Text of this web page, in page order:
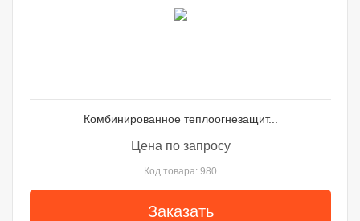
Комбинированное теплоогнезащит...
Цена по запросу
Код товара: 980
Заказать